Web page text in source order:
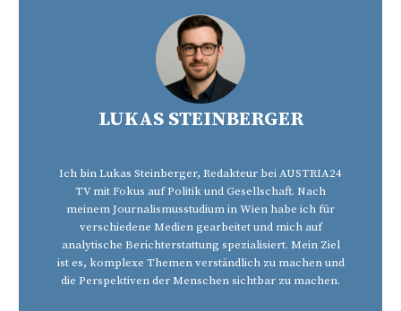
LUKAS STEINBERGER
Ich bin Lukas Steinberger, Redakteur bei AUSTRIA24
TV mit Fokus auf Politik und Gesellschaft. Nach
meinem Journalismusstudium in Wien habe ich für
verschiedene Medien gearbeitet und mich auf
analytische Berichterstattung spezialisiert. Mein Ziel
ist es, komplexe Themen verständlich zu machen und
die Perspektiven der Menschen sichtbar zu machen.